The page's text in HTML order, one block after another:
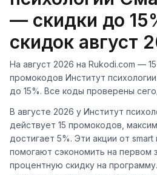
— скидки до
скидок август
На август 2026 на Rukodi.com —
промокодов Институт
до 15%. Все коды проверены
В августе 2026 у Институт
действует 15 промокодов,
достигает 5%. Эти акции от smart
помогают сэкономить на первом
процентную скидку на